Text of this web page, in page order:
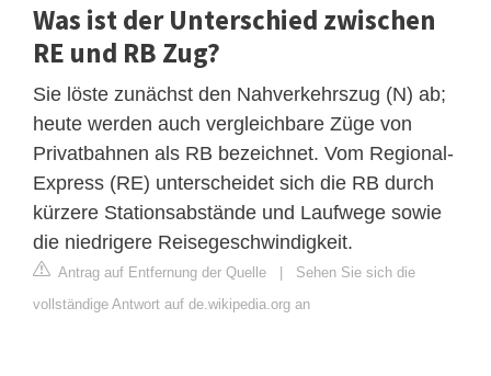
Was ist der Unterschied zwischen
RE und RB Zug?
Sie löste zunächst den Nahverkehrszug (N) ab;
heute werden auch vergleichbare Züge von
Privatbahnen als RB bezeichnet. Vom Regional-
Express (RE) unterscheidet sich die RB durch
kürzere Stationsabstände und Laufwege sowie
die niedrigere Reisegeschwindigkeit.
Antrag auf Entfernung der Quelle | Sehen Sie sich die
vollständige Antwort auf de.wikipedia.org an